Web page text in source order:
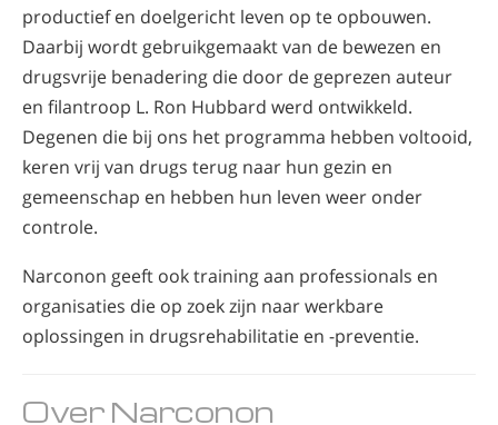
productief en doelgericht leven op te opbouwen.
Daarbij wordt gebruikgemaakt van de bewezen en
drugsvrije benadering die door de geprezen auteur
en filantroop L. Ron Hubbard werd ontwikkeld.
Degenen die bij ons het programma hebben voltooid,
keren vrij van drugs terug naar hun gezin en
gemeenschap en hebben hun leven weer onder
controle.
Narconon geeft ook training aan professionals en
organisaties die op zoek zijn naar werkbare
oplossingen in drugsrehabilitatie en -preventie.
Over Narconon